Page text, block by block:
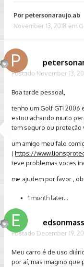
Por petersonaraujo.ab
November 13, 2018 em
Postado November 13,
Boa tarde pessoal,
tenho um Golf GTI 2006
estou achando muito
tem seguro ou proteção
um amigo meu falo
(https://
teve problemas voces
me ajudem por favor ,
1 month later...
Postado December 19,
Meu carro é de uso
por aí, mas imagino que